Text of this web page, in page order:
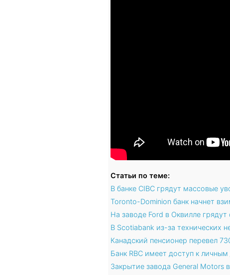
Статьи по теме:
В банке CIBC грядут массовые
Toronto-Dominion банк начнет
На заводе Ford в Оквилле
В Scotiabank из-за технических
Канадский пенсионер перевел
Банк RBC имеет доступ к
Закрытие завода General